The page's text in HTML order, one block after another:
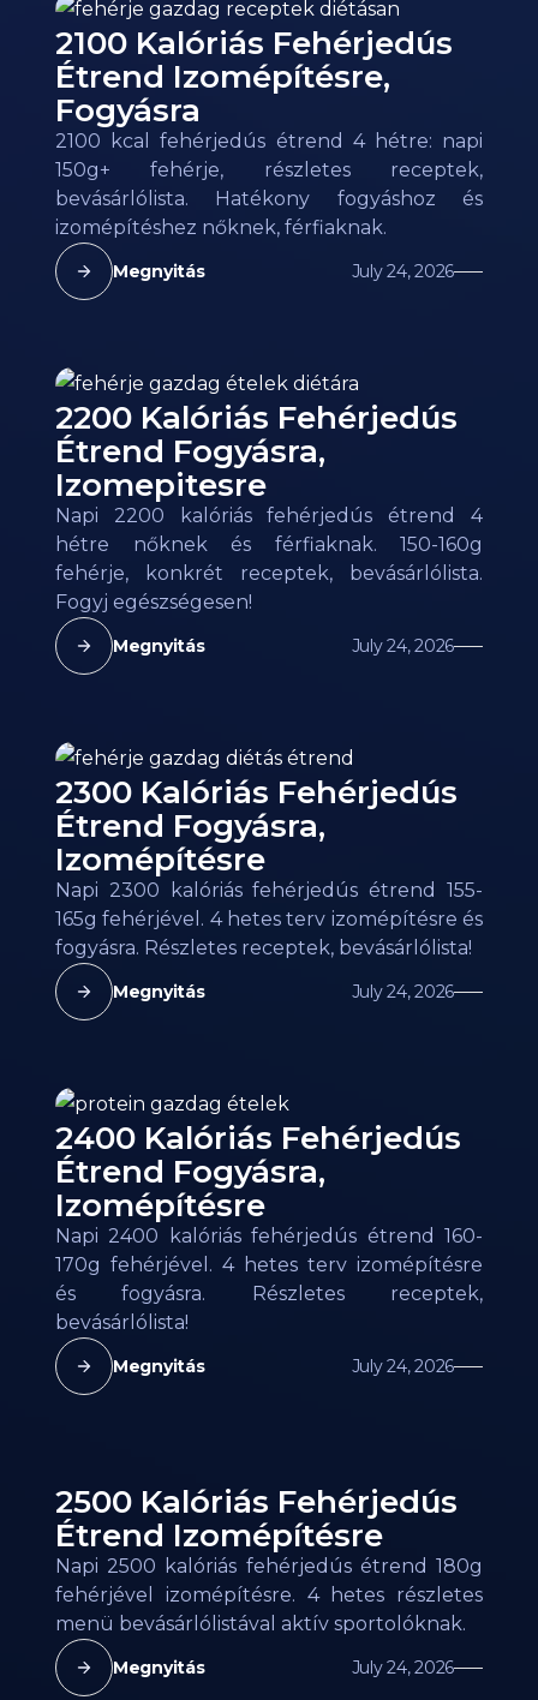
2100 Kalóriás Fehérjedús
Étrend Izomépítésre,
Fogyásra
2100 kcal fehérjedús étrend 4 hétre: napi
150g+ fehérje, részletes receptek,
bevásárlólista. Hatékony fogyáshoz és
izomépítéshez nőknek, férfiaknak.
Megnyitás July 24, 2026
2200 Kalóriás Fehérjedús
Étrend Fogyásra,
Izomepitesre
Napi 2200 kalóriás fehérjedús étrend 4
hétre nőknek és férfiaknak. 150-160g
fehérje, konkrét receptek, bevásárlólista.
Fogyj egészségesen!
Megnyitás July 24, 2026
2300 Kalóriás Fehérjedús
Étrend Fogyásra,
Izomépítésre
Napi 2300 kalóriás fehérjedús étrend 155-
165g fehérjével. 4 hetes terv izomépítésre és
fogyásra. Részletes receptek, bevásárlólista!
Megnyitás July 24, 2026
2400 Kalóriás Fehérjedús
Étrend Fogyásra,
Izomépítésre
Napi 2400 kalóriás fehérjedús étrend 160-
170g fehérjével. 4 hetes terv izomépítésre
és fogyásra. Részletes receptek,
bevásárlólista!
Megnyitás July 24, 2026
2500 Kalóriás Fehérjedús
Étrend Izomépítésre
Napi 2500 kalóriás fehérjedús étrend 180g
fehérjével izomépítésre. 4 hetes részletes
menü bevásárlólistával aktív sportolóknak.
Megnyitás July 24, 2026